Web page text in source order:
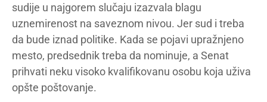
sudije u najgorem slučaju izazvala blagu
uznemirenost na saveznom nivou. Jer sud i treba
da bude iznad politike. Kada se pojavi upražnjeno
mesto, predsednik treba da nominuje, a Senat
prihvati neku visoko kvalifikovanu osobu koja uživa
opšte poštovanje.